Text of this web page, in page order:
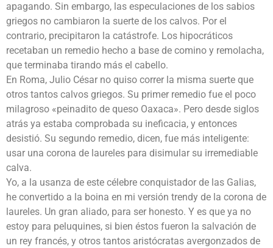
apagando. Sin embargo, las especulaciones de los sabios
griegos no cambiaron la suerte de los calvos. Por el
contrario, precipitaron la catástrofe. Los hipocráticos
recetaban un remedio hecho a base de comino y remolacha,
que terminaba tirando más el cabello.
En Roma, Julio César no quiso correr la misma suerte que
otros tantos calvos griegos. Su primer remedio fue el poco
milagroso «peinadito de queso Oaxaca». Pero desde siglos
atrás ya estaba comprobada su ineficacia, y entonces
desistió. Su segundo remedio, dicen, fue más inteligente:
usar una corona de laureles para disimular su irremediable
calva.
Yo, a la usanza de este célebre conquistador de las Galias,
he convertido a la boina en mi versión trendy de la corona de
laureles. Un gran aliado, para ser honesto. Y es que ya no
estoy para peluquines, si bien éstos fueron la salvación de
un rey francés, y otros tantos aristócratas avergonzados de